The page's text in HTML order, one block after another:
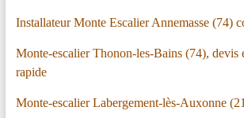
Installateur Monte Escalier Annemasse (74)
Monte-escalier Thonon-les-Bains (74), devis
rapide
Monte-escalier Labergement-lès-Auxonne